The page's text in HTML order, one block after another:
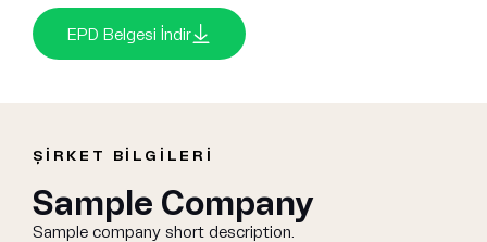
EPD Belgesi İndir
ŞİRKET BİLGİLERİ
Sample Company
Sample company short description.